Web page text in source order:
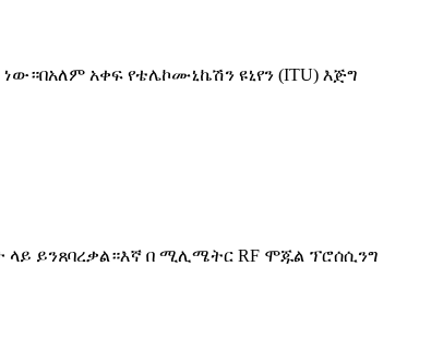
አቀፍ የቴሌኮሙኒኬሽን ዩኒየን (ITU) እጅግ
ይንጸባረቃል።እኛ በ ሚሊሜትር RF ሞጁል ፕሮሰሲንግ